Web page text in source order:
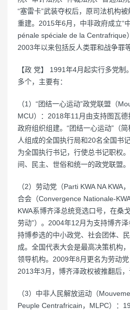
“塞雷卡”武装夺权后，原司法机构
重建。2015年6月，中非政府成立“
pénale spéciale de la Centrafrique
2003年以来包括反人类罪和战争罪
【政 党】 1991年4月起实行多党
多个，主要有：
（1）“团结一心运动”政党联盟（
MCU）：2018年11月由支持图瓦
政府组织组建。“团结一心运动”（
人组成的全国执行局和20名全国书
为全国执行书记，行使总书记职权
间、民主、世俗和统一的政党联盟。
（2）劳动党（Parti KWA NA KWA
合会（Convergence Nationale-
KWA系博齐泽总统竞选口号，在桑
劳动”）。2004年12月为支持博齐
持博参选的中小政党、社会团体、
成。全国代表大会是最高决策机构
领导机构。2009年8月更名为劳动党
2013年3月，博齐泽政权被推翻后，
（3）中非人民解放运动（
Peuple Centrafricain，MLPC）：